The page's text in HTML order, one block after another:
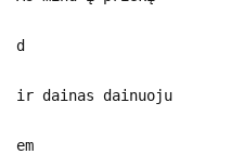
d
ir dainas dainuoju
em